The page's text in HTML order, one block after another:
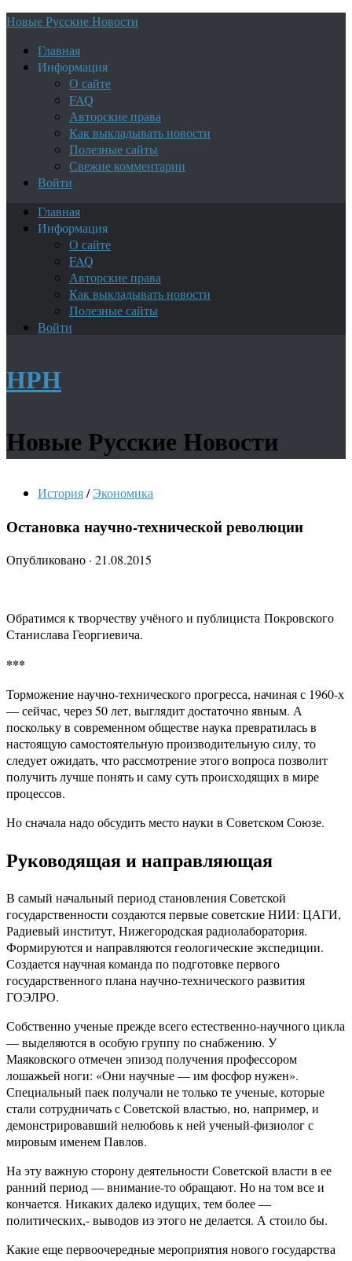
Новые Русские Новости
Главная
Информация
О сайте
FAQ
Авторские права
Как выкладывать новости
Полезные сайты
Свежие комментарии
Войти
Главная
Информация
О сайте
FAQ
Авторские права
Как выкладывать новости
Полезные сайты
Войти
НРН
Новые Русские Новости
История/ Экономика
Остановка научно-технической революции
Опубликовано · 21.08.2015
Обратимся к творчеству учёного и публициста Покровского
Станислава Георгиевича.
***
Торможение научно-технического прогресса, начиная с 1960-х
— сейчас, через 50 лет, выглядит достаточно явным. А
поскольку в современном обществе наука превратилась в
настоящую самостоятельную производительную силу, то
следует ожидать, что рассмотрение этого вопроса позволит
получить лучше понять и саму суть происходящих в мире
процессов.
Но сначала надо обсудить место науки в Советском Союзе.
Руководящая и направляющая
В самый начальный период становления Советской
государственности создаются первые советские НИИ: ЦАГИ,
Радиевый институт, Нижегородская радиолаборатория.
Формируются и направляются геологические экспедиции.
Создается научная команда по подготовке первого
государственного плана научно-технического развития
ГОЭЛРО.
Собственно ученые прежде всего естественно-научного цикла
— выделяются в особую группу по снабжению. У
Маяковского отмечен эпизод получения профессором
лошажьей ноги: «Они научные — им фосфор нужен».
Специальный паек получали не только те ученые, которые
стали сотрудничать с Советской властью, но, например, и
демонстрировавший нелюбовь к ней ученый-физиолог с
мировым именем Павлов.
На эту важную сторону деятельности Советской власти в ее
ранний период — внимание-то обращают. Но на том все и
кончается. Никаких далеко идущих, тем более —
политических,- выводов из этого не делается. А стоило бы.
Какие еще первоочередные мероприятия нового государства